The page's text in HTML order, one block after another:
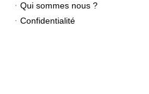
Qui sommes nous ?
Confidentialité